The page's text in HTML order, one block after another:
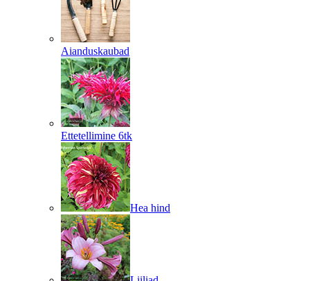
Aianduskaubad
Ettetellimine 6tk
Hea hind